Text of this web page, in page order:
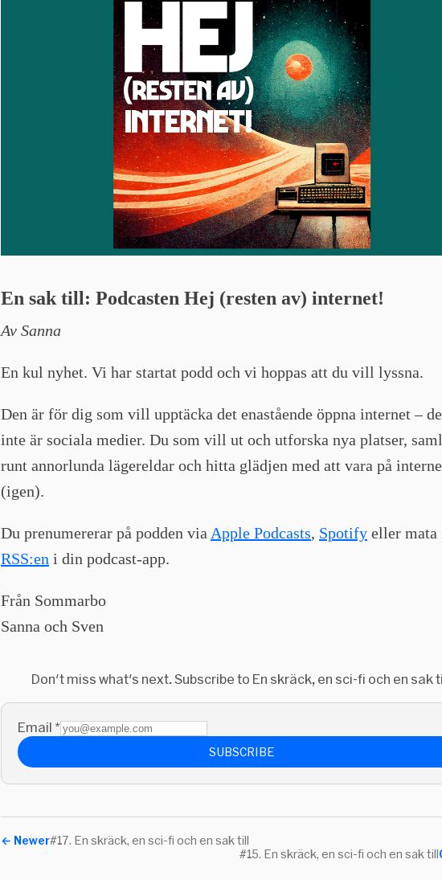
En sak till: Podcasten Hej (resten av) internet!
Av Sanna
En kul nyhet. Vi har startat podd och vi hoppas att du vill lyssna.
Den är för dig som vill upptäcka det enastående öppna internet –
inte är sociala medier. Du som vill ut och utforska nya platser,
runt annorlunda lägereldar och hitta glädjen med att vara på
(igen).
Du prenumererar på podden via Apple Podcasts, Spotify eller mata
RSS:en i din podcast-app.
Från Sommarbo
Sanna och Sven
Don't miss what's next. Subscribe to En skräck, en sci-fi och en sak
Email *
SUBSCRIBE
← Newer#17. En skräck, en sci-fi och en sak till
#15. En skräck, en sci-fi och en sak till